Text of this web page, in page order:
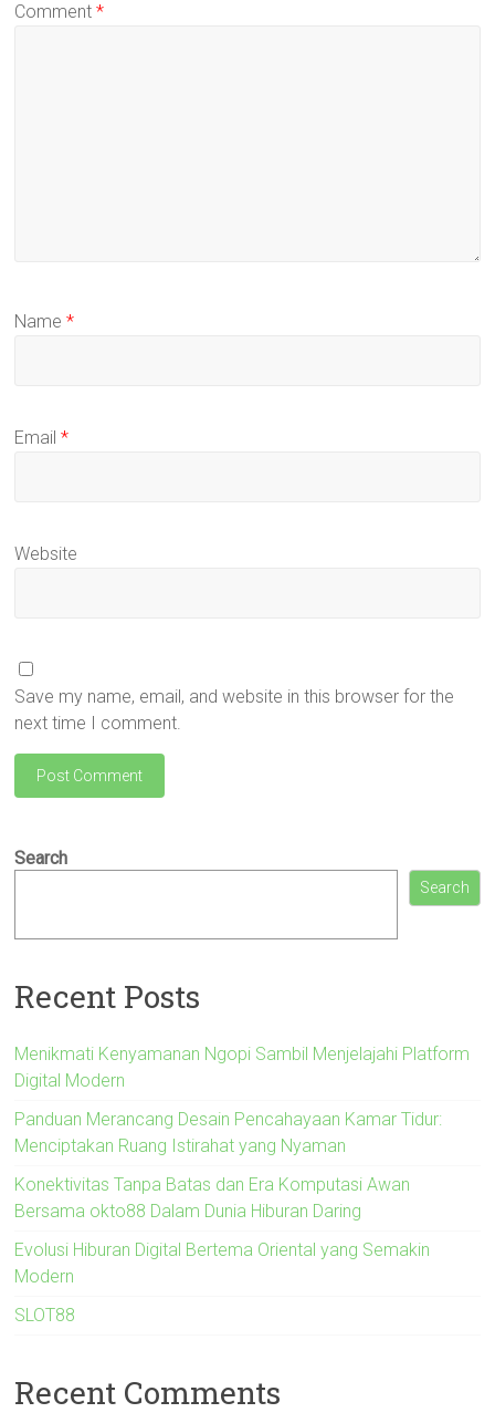
Comment*
Name*
Email*
Website
Save my name, email, and website in this browser for the
next time I comment.
Search
Search
Recent Posts
Menikmati Kenyamanan Ngopi Sambil Menjelajahi Platform
Digital Modern
Panduan Merancang Desain Pencahayaan Kamar Tidur:
Menciptakan Ruang Istirahat yang Nyaman
Konektivitas Tanpa Batas dan Era Komputasi Awan
Bersama okto88 Dalam Dunia Hiburan Daring
Evolusi Hiburan Digital Bertema Oriental yang Semakin
Modern
SLOT88
Recent Comments